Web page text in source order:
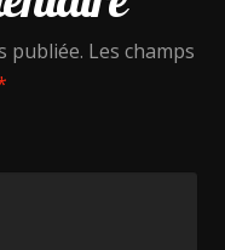
publiée. Les champs